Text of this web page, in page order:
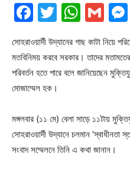
Facebook
Twitter
সোহরাওয়ার্দী উদ্যানের গাছ কাটা নিয়ে
মতবিনিময় করবে সরকার। তাদের
পরিবর্তন হতে পারে বলে জানিয়েছেন
মোজাম্মেল হক।
মঙ্গলবার (১১ মে) বেলা সাড়ে ১১টায়
সোহরাওয়ার্দী উদ্যানে চলমান ‘স্বাধীনতা
সংবাদ সম্মেলনে তিনি এ কথা জানান।